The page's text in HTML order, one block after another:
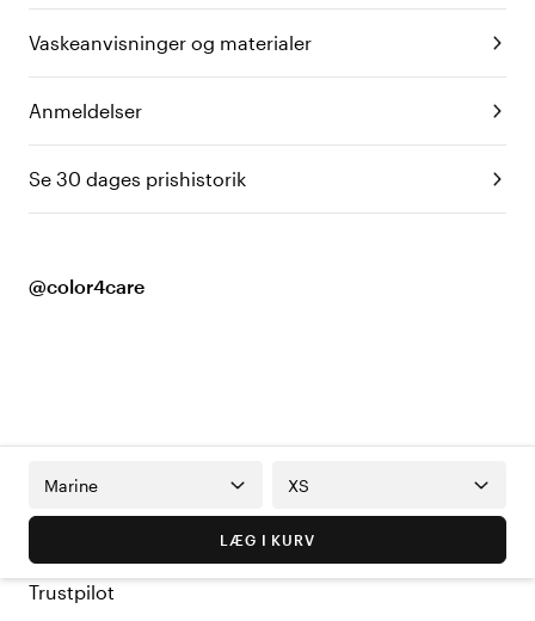
Vaskeanvisninger og materialer
Anmeldelser
Se 30 dages prishistorik
@color4care
Marine XS
LÆG I KURV
Trustpilot